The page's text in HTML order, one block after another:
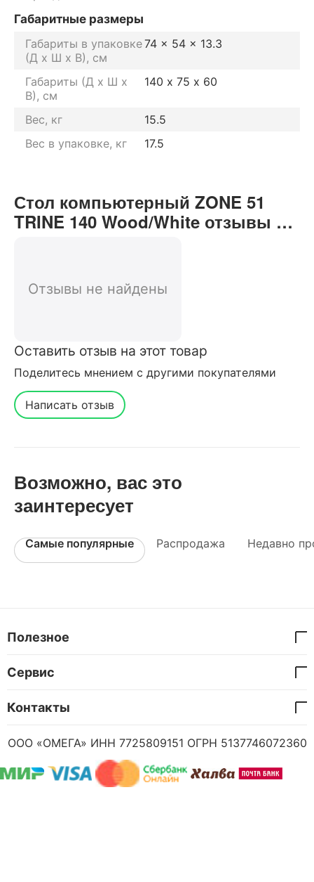
Габаритные размеры
Габариты в упаковке
(Д х Ш х В), см
74 x 54 x 13.3
Габариты (Д х Ш х
В), см
140 х 75 х 60
Вес, кг
15.5
Вес в упаковке, кг
17.5
Стол компьютерный ZONE 51
TRINE 140 Wood/White отзывы от
Отзывы не найдены
Оставить отзыв на этот товар
Поделитесь мнением с другими покупателями
Написать отзыв
Возможно, вас это
заинтересует
Самые популярные Распродажа Недавно
Полезное
Сервис
Контакты
ООО «ОМЕГА» ИНН 7725809151 ОГРН 5137746072360